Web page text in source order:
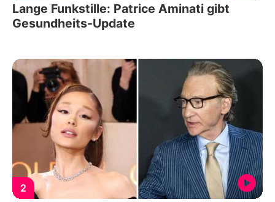
Lange Funkstille: Patrice Aminati gibt
Gesundheits-Update
2